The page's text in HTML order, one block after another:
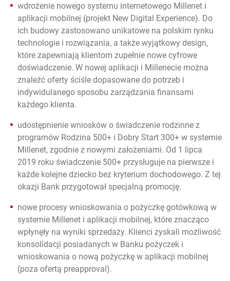
wdrożenie nowego systemu internetowego Millenet i
aplikacji mobilnej (projekt New Digital Experience). Do
ich budowy zastosowano unikatowe na polskim rynku
technologie i rozwiązania, a także wyjątkowy design,
które zapewniają klientom zupełnie nowe cyfrowe
doświadczenie. W nowej aplikacji i Millenecie można
znaleźć oferty ściśle dopasowane do potrzeb i
indywidulanego sposobu zarządzania finansami
każdego klienta.
udostępnienie wniosków o świadczenie rodzinne z
programów Rodzina 500+ i Dobry Start 300+ w systemie
Millenet, zgodnie z nowymi założeniami. Od 1 lipca
2019 roku świadczenie 500+ przysługuje na pierwsze i
każde kolejne dziecko bez kryterium dochodowego. Z tej
okazji Bank przygotował specjalną promocję.
nowe procesy wnioskowania o pożyczkę gotówkową w
systemie Millenet i aplikacji mobilnej, które znacząco
wpłynęły na wyniki sprzedaży. Klienci zyskali możliwość
konsolidacji posiadanych w Banku pożyczek i
wnioskowania o nową pożyczkę w aplikacji mobilnej
(poza ofertą preapproval).